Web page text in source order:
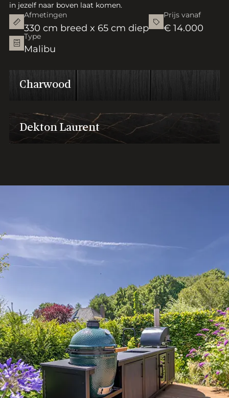
in jezelf naar boven laat komen.
Afmetingen
330 cm breed x 65 cm diep
Prijs vanaf
€ 14.000
Type
Malibu
Charwood
Dekton Laurent